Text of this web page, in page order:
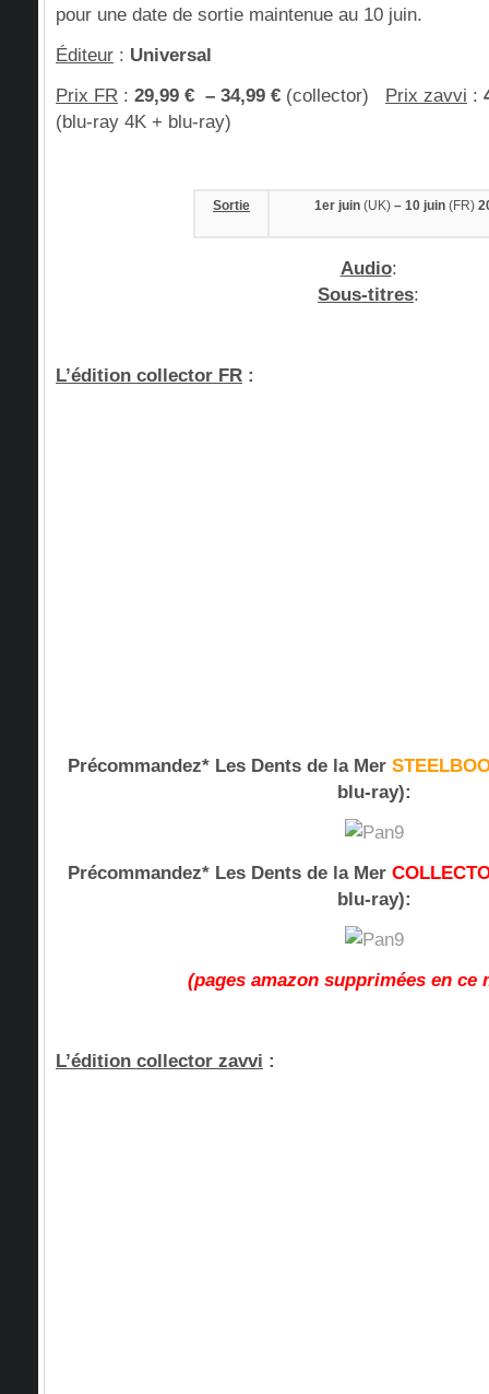
pour une date de sortie maintenue au 10 juin.
Éditeur : Universal
Prix FR : 29,99 € – 34,99 € (collector) Prix zavvi :
(blu-ray 4K + blu-ray)
Sortie 1er juin (UK) – 10 juin(FR)
Audio:
Sous-titres:
L’édition collector FR :
Précommandez* Les Dents de la Mer
blu-ray):
Précommandez* Les Dents de la Mer
blu-ray):
(pages amazon supprimées en ce
L’édition collector zavvi :